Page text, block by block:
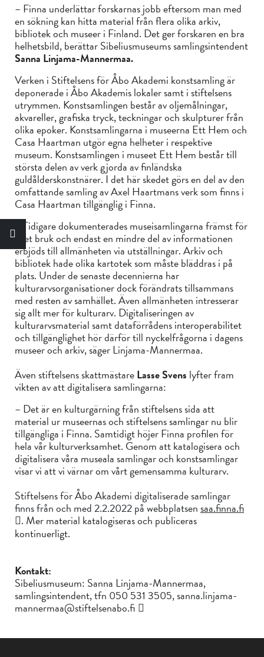
– Finna underlättar forskarnas jobb eftersom man med
en sökning kan hitta material från flera olika arkiv,
bibliotek och museer i Finland. Det ger forskaren en bra
helhetsbild, berättar Sibeliusmuseums samlingsintendent
Sanna Linjama-Mannermaa.
Verken i Stiftelsens för Åbo Akademi konstsamling är
deponerade i Åbo Akademis lokaler samt i stiftelsens
utrymmen. Konstsamlingen består av oljemålningar,
akvareller, grafiska tryck, teckningar och skulpturer från
olika epoker. Konstsamlingarna i museerna Ett Hem och
Casa Haartman utgör egna helheter i respektive
museum. Konstsamlingen i museet Ett Hem består till
största delen av verk gjorda av finländska
guldålderskonstnärer. I det här skedet görs en del av den
omfattande samling av Axel Haartmans verk som finns i
Casa Haartman tillgänglig i Finna.
– Tidigare dokumenterades museisamlingarna främst för
eget bruk och endast en mindre del av informationen
erbjöds till allmänheten via utställningar. Arkiv och
bibliotek hade olika kartotek som måste bläddras i på
plats. Under de senaste decennierna har
kulturarvsorganisationer dock förändrats tillsammans
med resten av samhället. Även allmänheten intresserar
sig allt mer för kulturarv. Digitaliseringen av
kulturarvsmaterial samt dataförrådens interoperabilitet
och tillgänglighet hör därför till nyckelfrågorna i dagens
museer och arkiv, säger Linjama-Mannermaa.
Även stiftelsens skattmästareLasse Svens lyfter fram
vikten av att digitalisera samlingarna:
– Det är en kulturgärning från stiftelsens sida att
material ur museernas och stiftelsens samlingar nu blir
tillgängliga i Finna. Samtidigt höjer Finna profilen för
hela vår kulturverksamhet. Genom att katalogisera och
digitalisera våra museala samlingar och konstsamlingar
visar vi att vi värnar om vårt gemensamma kulturarv.
Stiftelsens för Åbo Akademi digitaliserade samlingar
finns från och med 2.2.2022 på webbplatsensaa.finna.fi
. Mer material katalogiseras och publiceras
kontinuerligt.
Kontakt:
Sibeliusmuseum: Sanna Linjama-Mannermaa,
samlingsintendent, tfn 050 531 3505,sanna.linjama-
mannermaa@stiftelsenabo.fi